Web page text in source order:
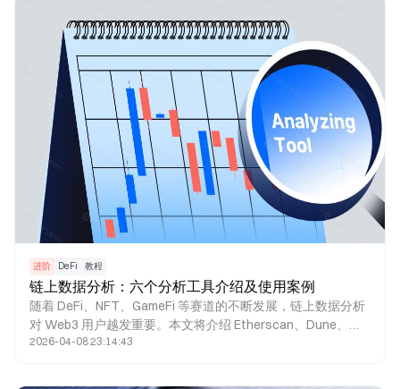
进阶 DeFi 教程
链上数据分析：六个分析工具介绍及使用案例
随着 DeFi、NFT、GameFi 等赛道的不断发展，链上数据分析
对 Web3 用户越发重要。本文将介绍 Etherscan、Dune、
The Block、Nansen、Coingecko 等分析工具和使用案例。
2026-04-08 23:14:43